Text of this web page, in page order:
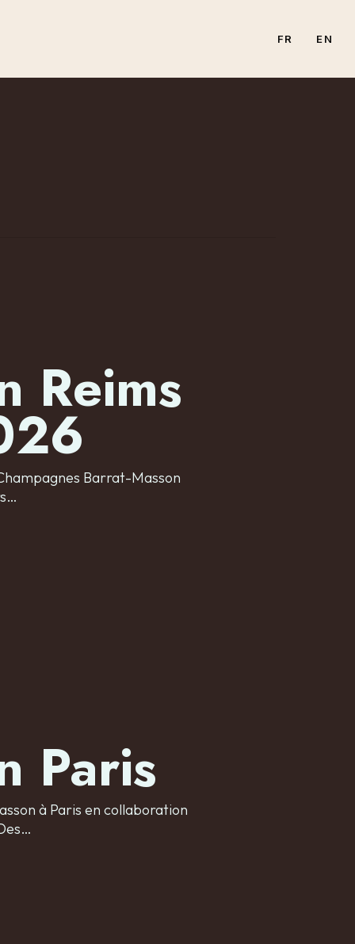
FR EN
Reims
Barrat-Masson
Paris
à Paris en collaboration